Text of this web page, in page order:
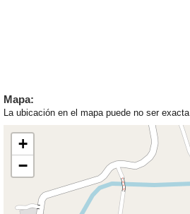
Mapa:
La ubicación en el mapa puede no ser exacta
+
−